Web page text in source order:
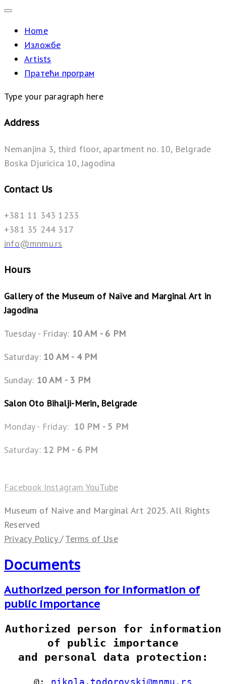
Home
Изложбе
Artists
Пратећи програм
Type your paragraph here
Address
Nemanjina 3, third floor, apartment no. 10, Belgrade
Boska Djuricica 10, Jagodina
Contact Us
+381 11 343 1233
+381 35 244 317
info@mnmu.rs
Hours
Gallery of the Museum of Naïve and Marginal Art in
Jagodina
Tuesday - Friday: 10 AM - 6 PM
Saturday: 10 AM - 4 PM
Sunday: 10 AM - 3 PM
Salon Oto Bihalji-Merin, Belgrade
Monday - Friday: 10 PM - 5 PM
Saturday: 12 PM - 6 PM
Facebook Instagram YouTube
Museum of Naive and Marginal Art 2025. All Rights
Reserved
Privacy Policy/Terms of Use
Documents
Authorized person for information of
public importance
Authorized person for information
of public importance
and personal data protection:
@: nikola.todorovski@mnmu.rs